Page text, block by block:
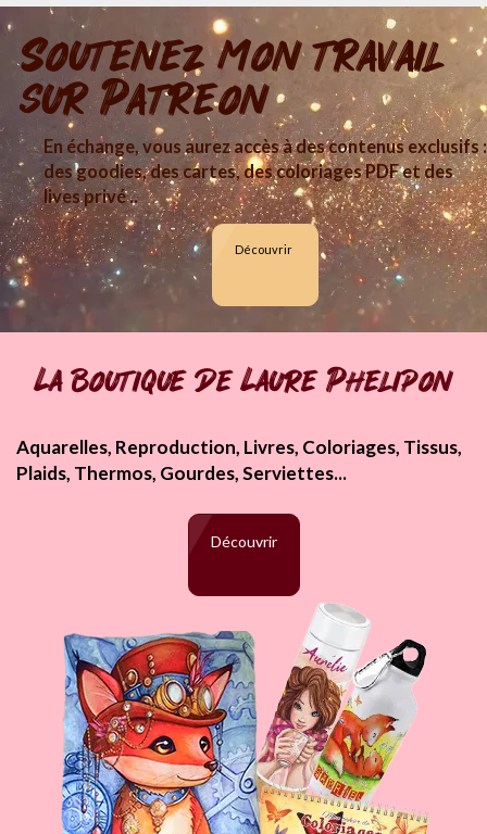
Soutenez mon travail
sur Patreon
En échange, vous aurez accès à des contenus exclusifs :
des goodies, des cartes, des coloriages PDF et des
lives privé ..
Découvrir
La boutique de Laure Phelipon
Aquarelles, Reproduction, Livres, Coloriages, Tissus,
Plaids, Thermos, Gourdes, Serviettes...
Découvrir